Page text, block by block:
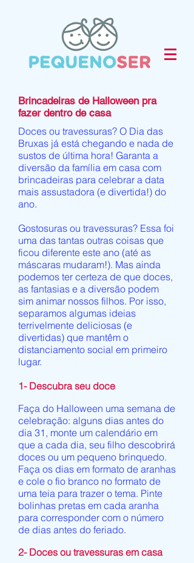
Brincadeiras de Halloween pra
fazer dentro de casa
Doces ou travessuras? O Dia das
Bruxas já está chegando e nada de
sustos de última hora! Garanta a
diversão da família em casa com
brincadeiras para celebrar a data
mais assustadora (e divertida!) do
ano.
Gostosuras ou travessuras? Essa foi
uma das tantas outras coisas que
ficou diferente este ano (até as
máscaras mudaram!). Mas ainda
podemos ter certeza de que doces,
as fantasias e a diversão podem
sim animar nossos filhos. Por isso,
separamos algumas ideias
terrivelmente deliciosas (e
divertidas) que mantêm o
distanciamento social em primeiro
lugar.
1- Descubra seu doce
Faça do Halloween uma semana de
celebração: alguns dias antes do
dia 31, monte um calendário em
que a cada dia, seu filho descobrirá
doces ou um pequeno brinquedo.
Faça os dias em formato de aranhas
e cole o fio branco no formato de
uma teia para trazer o tema. Pinte
bolinhas pretas em cada aranha
para corresponder com o número
de dias antes do feriado.
2- Doces ou travessuras em casa